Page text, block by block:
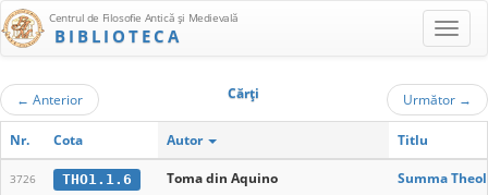
Centrul de Filosofie Antică şi Medievală
BIBLIOTECA
← Anterior Cărţi Următor →
Nr. Cota Autor Titlu
3726 THO1.1.6 Toma din Aquino Summa